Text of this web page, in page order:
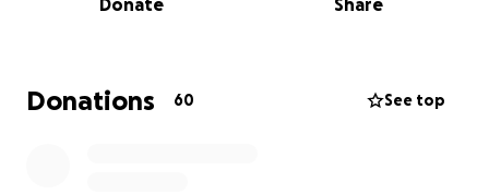
onderging.
bezoek mocht komen.
Toen Germaine 's middags in het ziekenhuis kwam
Donate Share
Donations 60 See top